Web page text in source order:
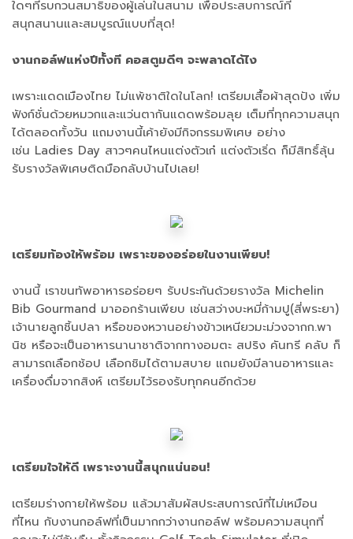
ใดๆที่รบกวนสมาธิของผู้เล่นในสนาม เพื่อประสบการณ์ที่
สนุกสนานและสมบูรณ์แบบที่สุด!
งานกอล์ฟแห่งปีทั้งที คอสตูมดีๆ จะพลาดได้ไง
เพราะแดดเมืองไทย ไม่แพ้ชาติใดในโลก! เตรียมเสื้อผ้าสุดปัง เพิ่ม
ฟังก์ชั่นด้วยหมวกและแว่นตากันแดดพร้อมลุย เต็มที่ทุกความสนุก
ได้ตลอดทั้งวัน แถมงานนี้เค้ายังมีกิจกรรมพิเศษ อย่าง
เช่น Ladies Day สาวๆคนไหนแต่งตัวเก๋ แต่งตัวเริ่ด ก็มีสิทธิ์ลุ้น
รับรางวัลพิเศษติดมือกลับบ้านไปเลย!
เตรียมท้องให้พร้อม เพราะของอร่อยในงานเพียบ!
งานนี้ เราขนทัพอาหารอร่อยๆ รับประกันด้วยรางวัล Michelin
Bib Gourmand มาออกร้านเพียบ เช่นสว่างบะหมี่ก้ามปู(สี่พระยา)
เจ้านายลูกชิ้นปลา หรือของหวานอย่างข้าวเหนียวมะม่วงจากก.พา
นิช หรือจะเป็นอาหารนานาชาติจากทางอมตะ สปริง คันทรี คลับ ก็
สามารถเลือกช้อป เลือกชิมได้ตามสบาย แถมยังมีลานอาหารและ
เครื่องดื่มจากสิงห์ เตรียมไว้รองรับทุกคนอีกด้วย
เตรียมใจให้ดี เพราะงานนี้สนุกแน่นอน!
เตรียมร่างกายให้พร้อม แล้วมาสัมผัสประสบการณ์ที่ไม่เหมือน
ที่ไหน กับงานกอล์ฟที่เป็นมากกว่างานกอล์ฟ พร้อมความสนุกที่